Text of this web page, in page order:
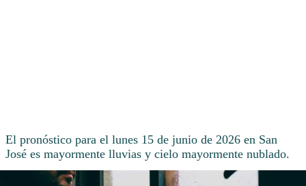
El pronóstico para el lunes 15 de junio de 2026 en San
José es mayormente lluvias y cielo mayormente nublado.